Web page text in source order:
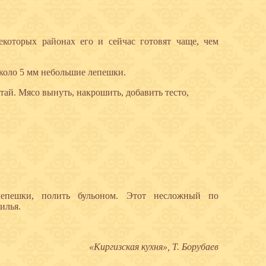
районах его и сейчас готовят чаще, чем
5 мм небольшие лепешки.
Мясо вынуть, накрошить, добавить тесто,
полить бульоном. Этот несложный по
«Киргизская кухня», Т. Борубаев